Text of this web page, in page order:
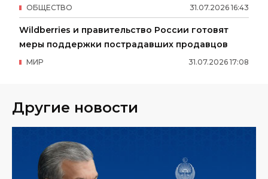
31.07.2026 16:43
ОБЩЕСТВО
Wildberries и правительство России готовят
меры поддержки пострадавших продавцов
31.07.2026 17:08
МИР
Другие новости